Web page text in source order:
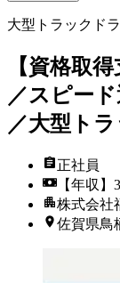
大型トラックド
【資格取
／スピー
／大型ト
正社員
【年収
株式会社
佐賀県鳥